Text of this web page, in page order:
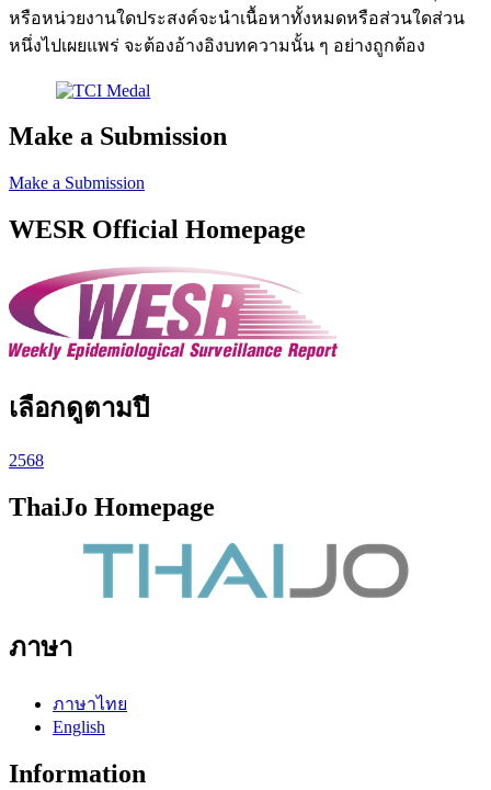
หรือหน่วยงานใดประสงค์จะนำเนื้อหาทั้งหมดหรือส่วนใดส่วน
หนึ่งไปเผยแพร่ จะต้องอ้างอิงบทความนั้น ๆ อย่างถูกต้อง
Make a Submission
Make a Submission
WESR Official Homepage
เลือกดูตามปี
2568
ThaiJo Homepage
ภาษา
ภาษาไทย
English
Information